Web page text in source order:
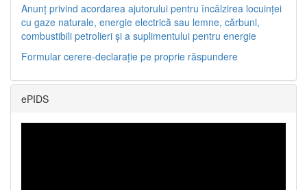
Anunț privind acordarea ajutorului pentru încălzirea locuinței
cu gaze naturale, energie electrică sau lemne, cărbuni,
combustibili petrolieri și a suplimentului pentru energie
Formular cerere-declarație pe proprie răspundere
ePIDS